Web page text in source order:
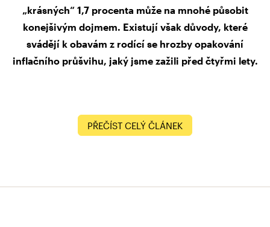
„krásných“ 1,7 procenta může na mnohé působit
konejšivým dojmem. Existují však důvody, které
svádějí k obavám z rodící se hrozby opakování
inflačního průšvihu, jaký jsme zažili před čtyřmi lety.
PŘEČÍST CELÝ ČLÁNEK